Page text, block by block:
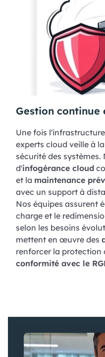
Gestion continue
Une fois
experts cloud veille à
sécurité des systèmes.
d'infogérance cloud
et la maintenance
avec un support à
Nos équipes assurent
charge et le
selon les besoins
mettent en œuvre des
renforcer la protection
conformité avec le